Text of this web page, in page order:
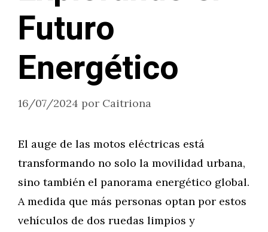
Futuro
Energético
16/07/2024 por Caitriona
El auge de las motos eléctricas está
transformando no solo la movilidad urbana,
sino también el panorama energético global.
A medida que más personas optan por estos
vehículos de dos ruedas limpios y